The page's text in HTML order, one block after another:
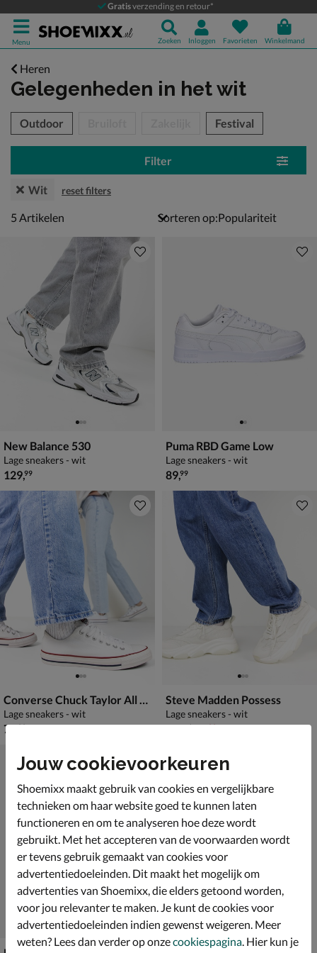
Gratisverzending en retour*
Menu Zoeken Inloggen Favorieten Winkelmand
Heren
Gelegenheden in het wit
over
Outdoor Festival
Filter
Wit reset filters
5 artikelen
5 Artikelen Sorteren op:
New Balance 530
Lage sneakers - wit
€ 129,99
129,99
Puma RBD Game Low
Lage sneakers - wit
€ 89,99
89,99
Converse Chuck Taylor All Star
Lage sneakers - wit
€ 79,99
79,99
Steve Madden Possess
Lage sneakers - wit
van € 139,99 voor € 97,99
97,99
Jouw cookievoorkeuren
Shoemixx maakt gebruik van cookies en vergelijkbare
technieken om haar website goed te kunnen laten
functioneren en om te analyseren hoe deze wordt
gebruikt. Met het accepteren van de voorwaarden wordt
er tevens gebruik gemaakt van cookies voor
advertentiedoeleinden. Dit maakt het mogelijk om
advertenties van Shoemixx, die elders getoond worden,
voor jou relevanter te maken. Je kunt de cookies voor
advertentiedoeleinden indien gewenst weigeren. Meer
weten? Lees dan verder op onzecookiespagina. Hier kun je